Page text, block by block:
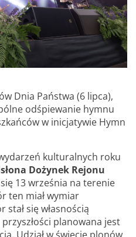
Dnia Państwa (6 lipca),
odśpiewanie hymnu
w inicjatywie Hymn
kulturalnych roku
Dożynek Rejonu
13 września na terenie
ten miał wymiar
się własnością
planowana jest